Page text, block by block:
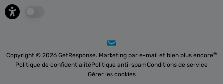
Copyright © 2026 GetResponse. Marketing par e-mail et bien plus encore®
Politique de confidentialitéPolitique anti-spamConditions de service
Gérer les cookies